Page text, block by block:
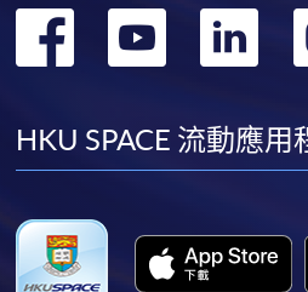
轉
facebook
轉
HKU SPACE 流動應用